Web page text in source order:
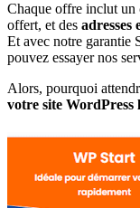
Chaque offre inclut un
offert, et des adresses
Et avec notre garantie
pouvez essayer nos
Alors, pourquoi
votre site WordPress